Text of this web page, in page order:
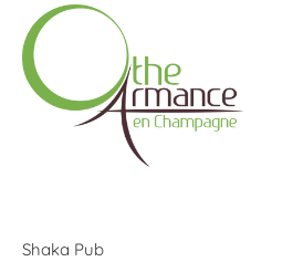
Shaka Pub